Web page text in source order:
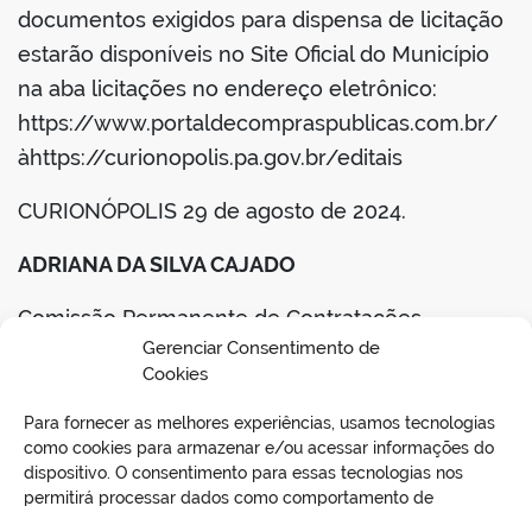
Gerenciar Consentimento de
Cookies
Para fornecer as melhores experiências, usamos tecnologias
como cookies para armazenar e/ou acessar informações do
dispositivo. O consentimento para essas tecnologias nos
permitirá processar dados como comportamento de
documentos exigidos para dispensa de licitação
estarão disponíveis no Site Oficial do Município
na aba licitações no endereço eletrônico:
https://www.portaldecompraspublicas.com.br/
àhttps://curionopolis.pa.gov.br/editais
CURIONÓPOLIS 29 de agosto de 2024.
ADRIANA DA SILVA CAJADO
Comissão Permanente de Contratações
Portaria nº 001/2024-GP
BAIXAR EDITAL